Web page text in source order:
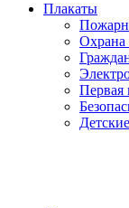
Плакаты
Охрана